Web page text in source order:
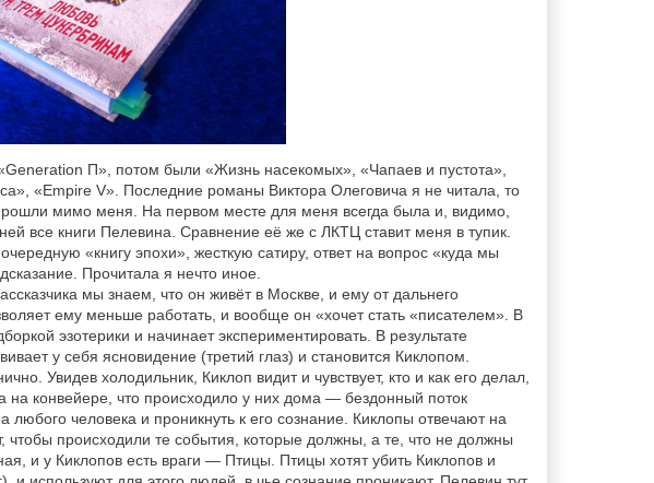
П», потом были «Жизнь насекомых», «Чапаев и пустота»,
«Empire V». Последние романы Виктора Олеговича я не читала, то
мимо меня. На первом месте для меня всегда была и, видимо,
все книги Пелевина. Сравнение её же с ЛКТЦ ставит меня в тупик.
«книгу эпохи», жесткую сатиру, ответ на вопрос «куда мы
Прочитала я нечто иное.
мы знаем, что он живёт в Москве, и ему от дальнего
ему меньше работать, и вообще он «хочет стать «писателем». В
эзотерики и начинает экспериментировать. В результате
у себя ясновидение (третий глаз) и становится Киклопом.
Увидев холодильник, Киклоп видит и чувствует, кто и как его делал,
конвейере, что происходило у них дома — бездонный поток
человека и проникнуть к его сознание. Киклопы отвечают на
чтобы происходили те события, которые должны, а те, что не должны
и у Киклопов есть враги — Птицы. Птицы хотят убить Киклопов и